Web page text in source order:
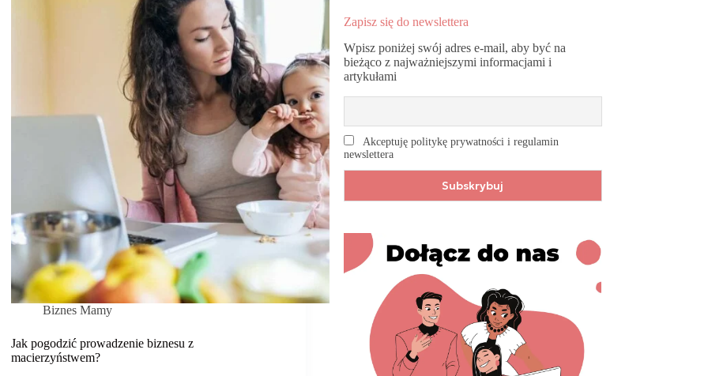
Biznes Mamy
Jak pogodzić prowadzenie biznesu z
macierzyństwem?
Zapisz się do newslettera
Wpisz poniżej swój adres e-mail, aby być na
bieżąco z najważniejszymi informacjami i
artykułami
Akceptuję politykę prywatności i regulamin
newslettera